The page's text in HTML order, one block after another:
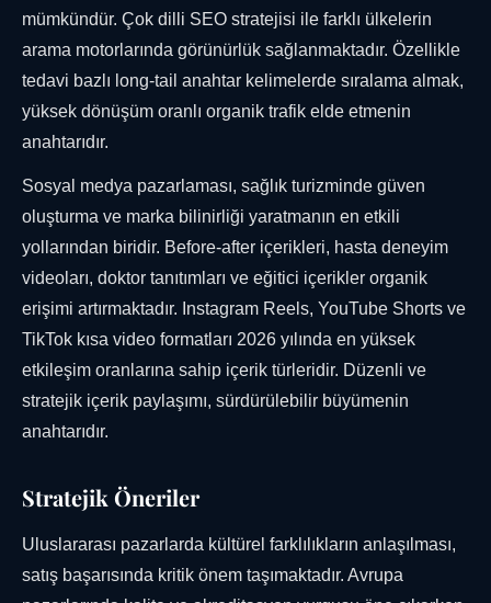
mümkündür. Çok dilli SEO stratejisi ile farklı ülkelerin
arama motorlarında görünürlük sağlanmaktadır. Özellikle
tedavi bazlı long-tail anahtar kelimelerde sıralama almak,
yüksek dönüşüm oranlı organik trafik elde etmenin
anahtarıdır.
Sosyal medya pazarlaması, sağlık turizminde güven
oluşturma ve marka bilinirliği yaratmanın en etkili
yollarından biridir. Before-after içerikleri, hasta deneyim
videoları, doktor tanıtımları ve eğitici içerikler organik
erişimi artırmaktadır. Instagram Reels, YouTube Shorts ve
TikTok kısa video formatları 2026 yılında en yüksek
etkileşim oranlarına sahip içerik türleridir. Düzenli ve
stratejik içerik paylaşımı, sürdürülebilir büyümenin
anahtarıdır.
Stratejik Öneriler
Uluslararası pazarlarda kültürel farklılıkların anlaşılması,
satış başarısında kritik önem taşımaktadır. Avrupa